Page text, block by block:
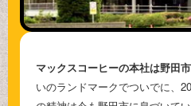
マックスコーヒーの本社は野田市
いのランドマークでついでに、